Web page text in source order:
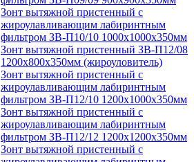
Зонт вытяжной пристенный с
жироулавливающим лабиринтным
фильтром ЗВ-П10/10 1000х1000х350мм
Зонт вытяжной пристенный ЗВ-П12/08
1200х800х350мм (жироуловитель)
Зонт вытяжной пристенный с
жироулавливающим лабиринтным
фильтром ЗВ-П12/10 1200х1000х350мм
Зонт вытяжной пристенный с
жироулавливающим лабиринтным
фильтром ЗВ-П12/12 1200х1200х350мм
Зонт вытяжной пристенный с